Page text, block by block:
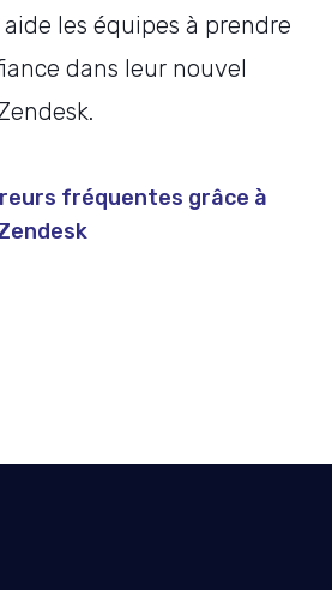
les équipes à prendre
dans leur nouvel
fréquentes grâce à